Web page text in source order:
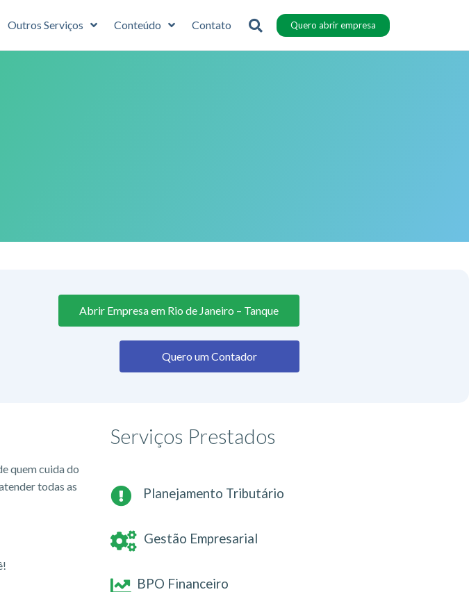
Outros Serviços Conteúdo Contato Quero abrir empresa
Abrir Empresa em Rio de Janeiro – Tanque
Quero um Contador
quem cuida do
todas as
Serviços Prestados
Planejamento Tributário
Gestão Empresarial
BPO Financeiro